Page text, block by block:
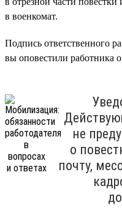
в военкомат.
Подпись ответственного
вы оповестили работника
не
о
почту,